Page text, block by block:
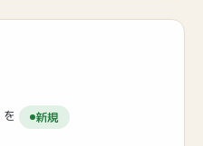
を 新規